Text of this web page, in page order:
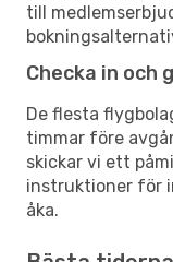
till
Checka in och
De flesta
timmar före
skickar vi ett
instruktioner för
åka.